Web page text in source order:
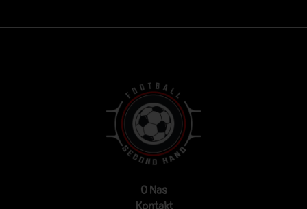
O Nas